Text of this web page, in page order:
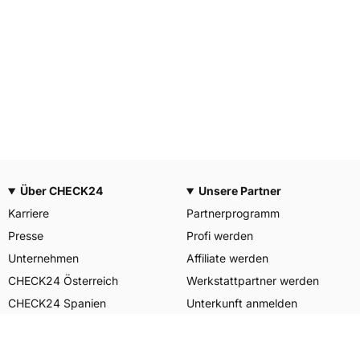
Über CHECK24
Karriere
Presse
Unternehmen
CHECK24 Österreich
CHECK24 Spanien
Unsere Partner
Partnerprogramm
Profi werden
Affiliate werden
Werkstattpartner werden
Unterkunft anmelden